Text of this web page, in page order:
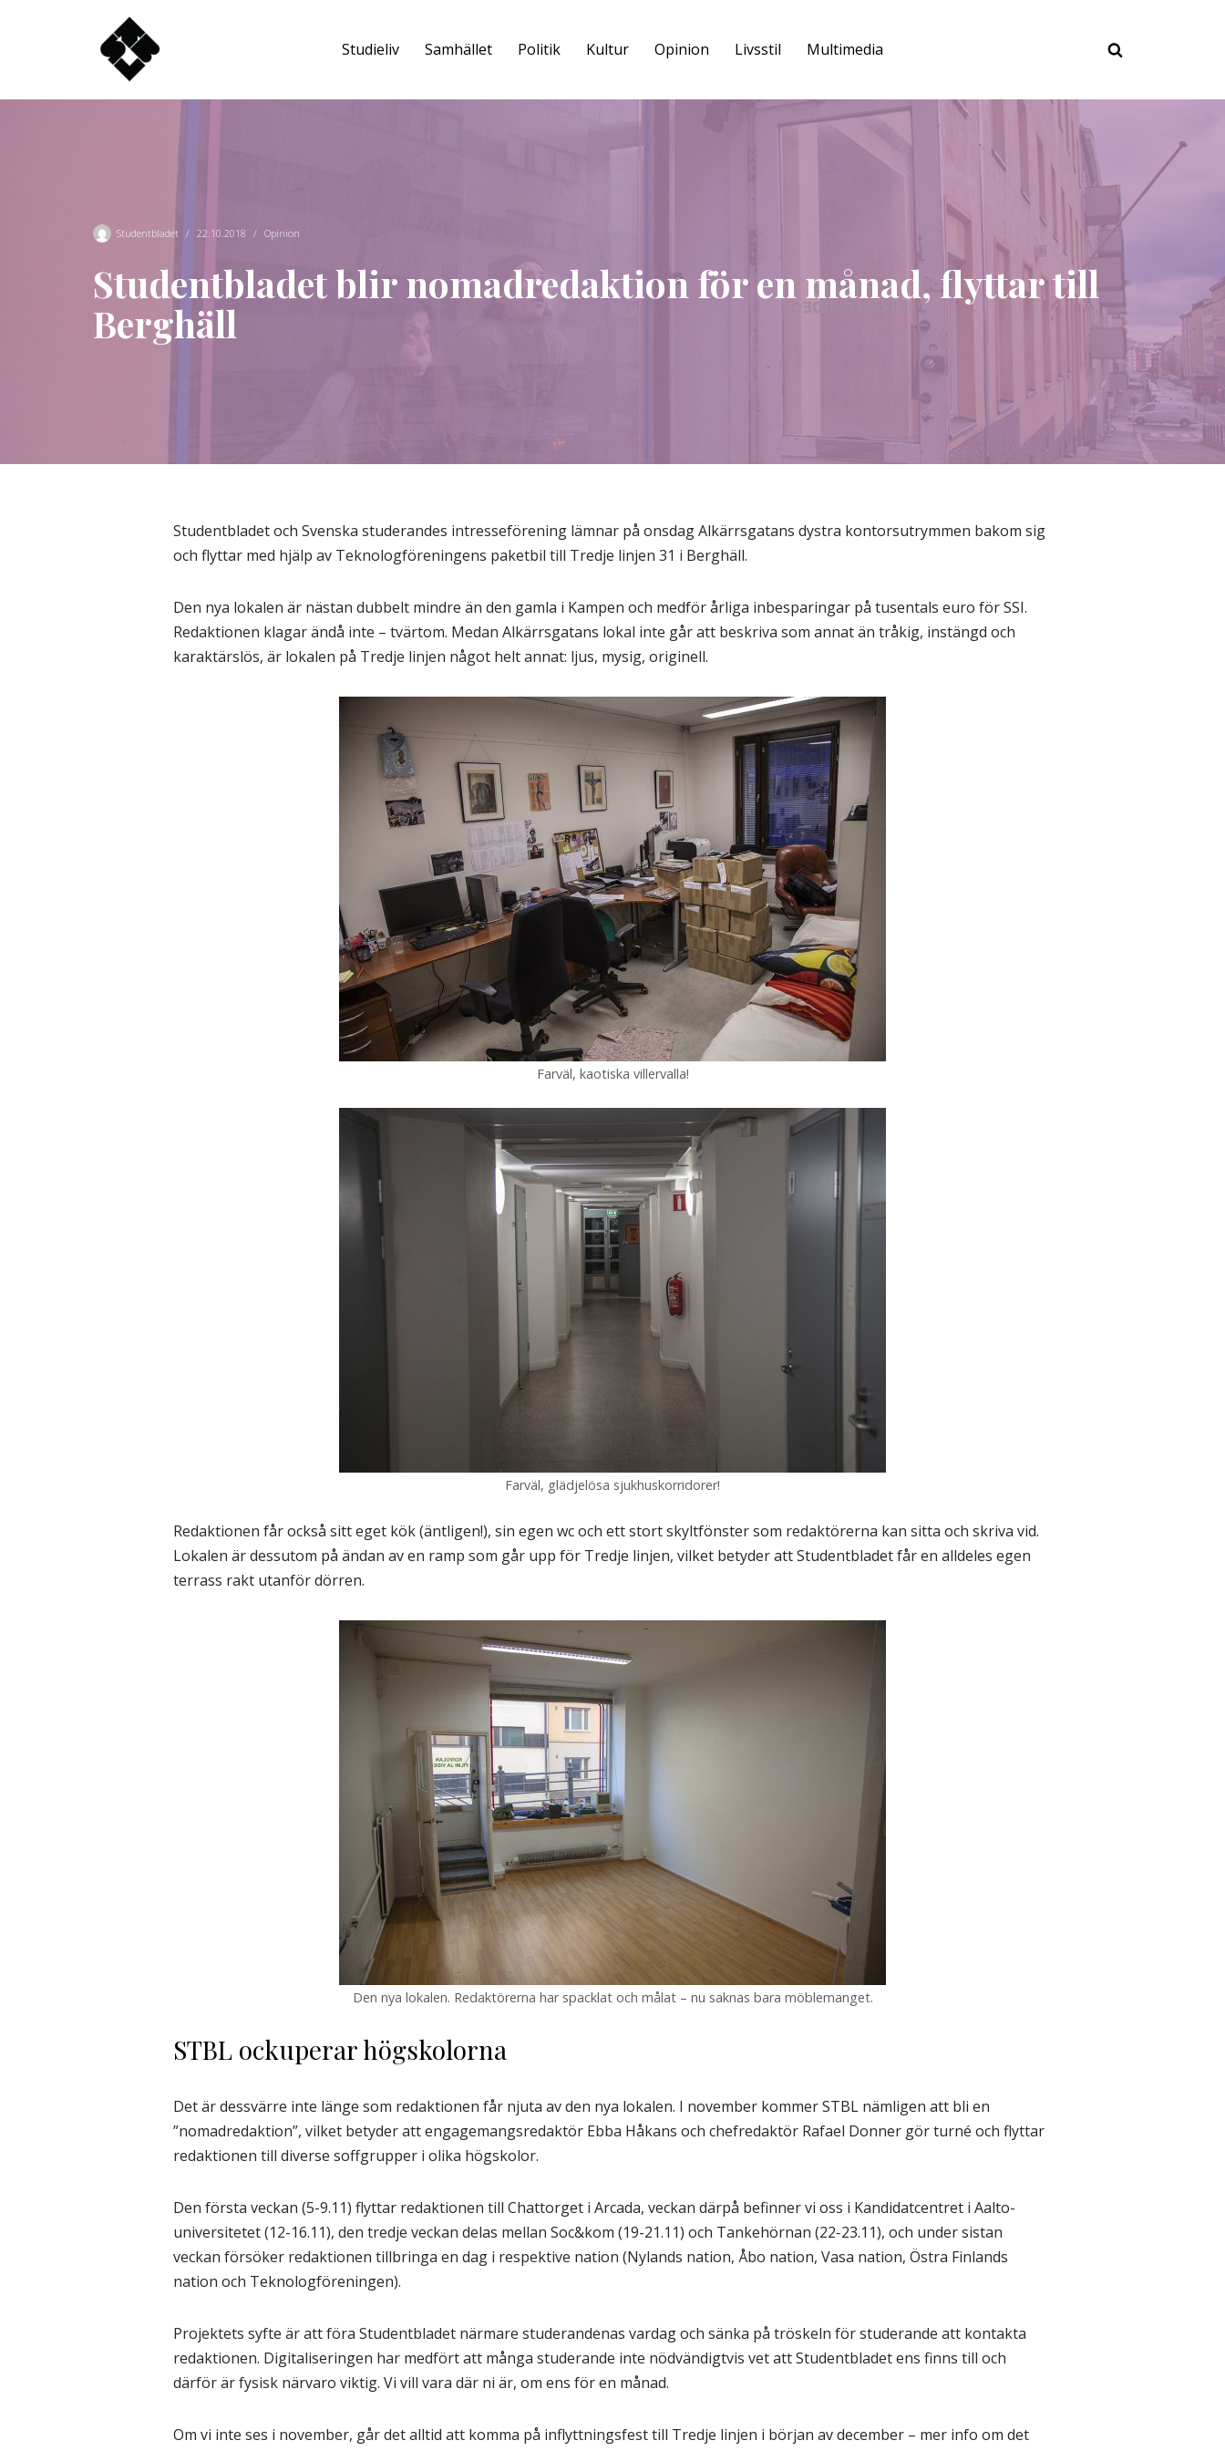
innehåll
Studieliv Samhället Politik Kultur Opinion Livsstil Multimedia
Studentbladet 22.10.2018 Opinion
Studentbladet blir nomadredaktion för en månad, flyttar till
Berghäll
Studentbladet och Svenska studerandes intresseförening lämnar på onsdag Alkärrsgatans dystra kontorsutrymmen bakom sig
och flyttar med hjälp av Teknologföreningens paketbil till Tredje linjen 31 i Berghäll.
Den nya lokalen är nästan dubbelt mindre än den gamla i Kampen och medför årliga inbesparingar på tusentals euro för SSI.
Redaktionen klagar ändå inte – tvärtom. Medan Alkärrsgatans lokal inte går att beskriva som annat än tråkig, instängd och
karaktärslös, är lokalen på Tredje linjen något helt annat: ljus, mysig, originell.
Farväl, kaotiska villervalla!
Farväl, glädjelösa sjukhuskorridorer!
Redaktionen får också sitt eget kök (äntligen!), sin egen wc och ett stort skyltfönster som redaktörerna kan sitta och skriva vid.
Lokalen är dessutom på ändan av en ramp som går upp för Tredje linjen, vilket betyder att Studentbladet får en alldeles egen
terrass rakt utanför dörren.
Den nya lokalen. Redaktörerna har spacklat och målat – nu saknas bara möblemanget.
STBL ockuperar högskolorna
Det är dessvärre inte länge som redaktionen får njuta av den nya lokalen. I november kommer STBL nämligen att bli en
”nomadredaktion”, vilket betyder att engagemangsredaktör Ebba Håkans och chefredaktör Rafael Donner gör turné och flyttar
redaktionen till diverse soffgrupper i olika högskolor.
Den första veckan (5-9.11) flyttar redaktionen till Chattorget i Arcada, veckan därpå befinner vi oss i Kandidatcentret i Aalto-
universitetet (12-16.11), den tredje veckan delas mellan Soc&kom (19-21.11) och Tankehörnan (22-23.11), och under sistan
veckan försöker redaktionen tillbringa en dag i respektive nation (Nylands nation, Åbo nation, Vasa nation, Östra Finlands
nation och Teknologföreningen).
Projektets syfte är att föra Studentbladet närmare studerandenas vardag och sänka på tröskeln för studerande att kontakta
redaktionen. Digitaliseringen har medfört att många studerande inte nödvändigtvis vet att Studentbladet ens finns till och
därför är fysisk närvaro viktig. Vi vill vara där ni är, om ens för en månad.
Om vi inte ses i november, går det alltid att komma på inflyttningsfest till Tredje linjen i början av december – mer info om det